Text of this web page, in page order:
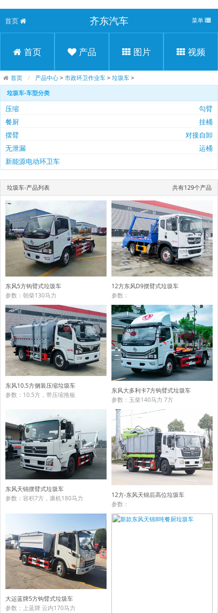
首页 齐东汽车 菜单
首页 产品 图片 视频
首页 产品中心>市政环卫作业车>垃圾车>
垃圾车-车型分类
压缩
勾臂
餐厨
挂桶
摆臂
对接自卸
无泄漏
运桶
新能源电动环卫车
垃圾车-产品列表 共有129个产品
东风5方钩臂式垃圾车
参数：朝柴130马力
12方东风D9摆臂式垃圾车
参数：
东风10.5方侧装压缩垃圾车
参数：10.5方，带压缩推板
东风大多利卡7方钩臂式垃圾车
参数：玉柴140马力 7方
东风天锦摆臂式垃圾车
参数：容积7方，康机180马力
12方-东风天锦后高位垃圾车
参数：
大运蓝牌5方钩臂式垃圾车
参数：上蓝牌 云内170马力